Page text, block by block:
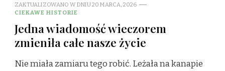
ZAKTUALIZOWANO W DNIU20 MARCA, 2026
CIEKAWE HISTORIE
Jedna wiadomość wieczorem
zmieniła całe nasze życie
Nie miała zamiaru tego robić. Leżała na kanapie